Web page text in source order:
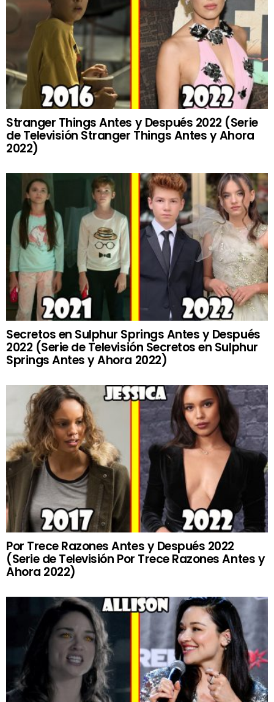
Stranger Things Antes y Después 2022 (Serie
de Televisión Stranger Things Antes y Ahora
2022)
Secretos en Sulphur Springs Antes y Después
2022 (Serie de Televisión Secretos en Sulphur
Springs Antes y Ahora 2022)
Por Trece Razones Antes y Después 2022
(Serie de Televisión Por Trece Razones Antes y
Ahora 2022)